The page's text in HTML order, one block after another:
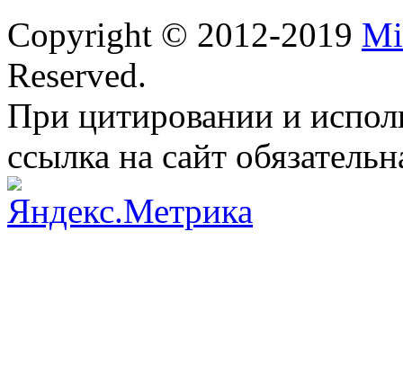
Copyright © 2012-2019
Reserved.
При цитировании и
ссылка на сайт